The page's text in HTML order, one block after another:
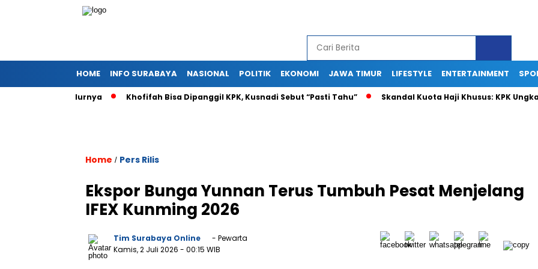
HOME INFO SURABAYA NASIONAL POLITIK EKONOMI JAWA TIMUR LIFESTYLE ENTERTAINMENT
Khofifah Bisa Dipanggil KPK, Kusnadi Sebut “Pasti Tahu” Skandal Kuota Haji Khusus: KPK Ungkap
Home / Pers Rilis
Ekspor Bunga Yunnan Terus Tumbuh Pesat Menjelang
IFEX Kunming 2026
Tim Surabaya Online
- Pewarta
Kamis, 2 Juli 2026 - 00:15 WIB